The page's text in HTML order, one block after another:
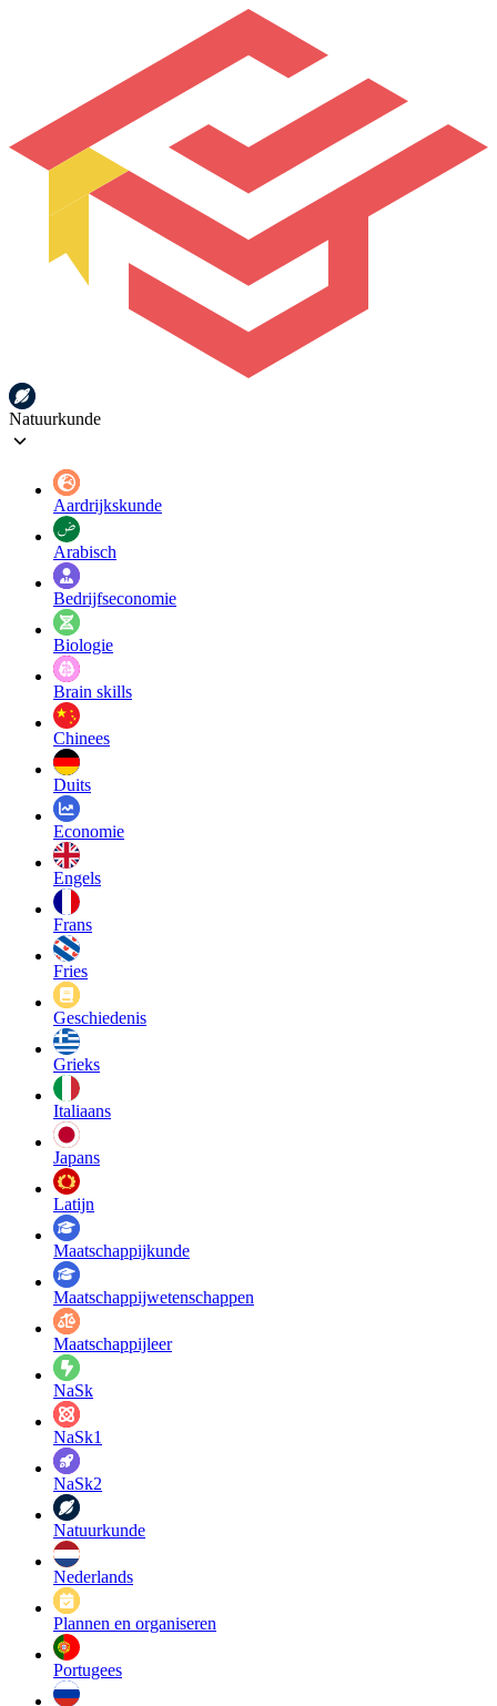
Natuurkunde
Aardrijkskunde
Arabisch
Bedrijfseconomie
Biologie
Brain skills
Chinees
Duits
Economie
Engels
Frans
Fries
Geschiedenis
Grieks
Italiaans
Japans
Latijn
Maatschappij­kunde
Maatschappij­wetenschappen
Maatschappijleer
NaSk
NaSk1
NaSk2
Natuurkunde
Nederlands
Plannen en organiseren
Portugees